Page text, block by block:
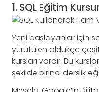
1. SQL Eğitim
Yeni başlayanlar için
yürütülen oldukça
kursları vardır. Bu
şekilde birinci derslik